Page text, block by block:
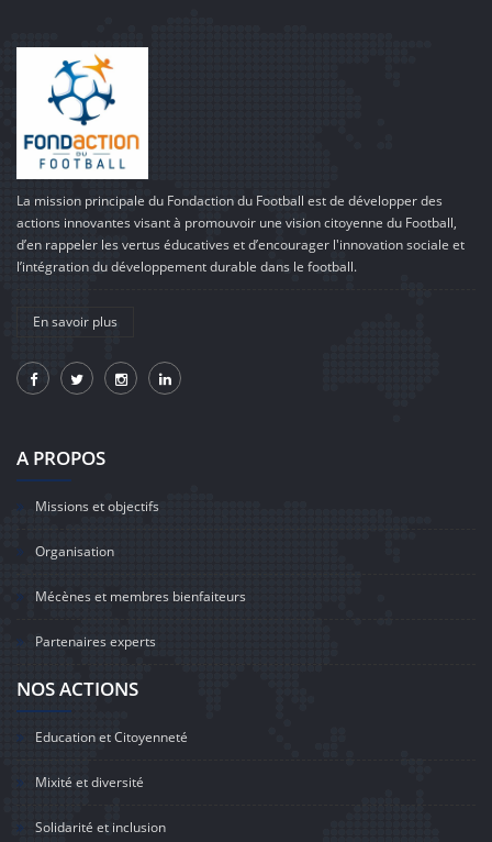
La mission principale du Fondaction du Football est de développer des
actions innovantes visant à promouvoir une vision citoyenne du Football,
d’en rappeler les vertus éducatives et d’encourager l'innovation sociale et
l’intégration du développement durable dans le football.
En savoir plus
A PROPOS
Missions et objectifs
Organisation
Mécènes et membres bienfaiteurs
Partenaires experts
NOS ACTIONS
Education et Citoyenneté
Mixité et diversité
Solidarité et inclusion